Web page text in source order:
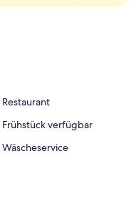
Restaurant
Frühstück verfügbar
Wäscheservice